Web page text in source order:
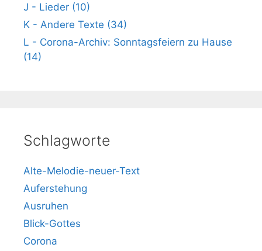
J - Lieder (10)
K - Andere Texte (34)
L - Corona-Archiv: Sonntagsfeiern zu Hause
(14)
Schlagworte
Alte-Melodie-neuer-Text
Auferstehung
Ausruhen
Blick-Gottes
Corona